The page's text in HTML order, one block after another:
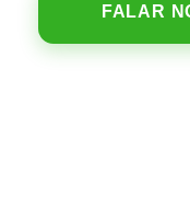
FALAR